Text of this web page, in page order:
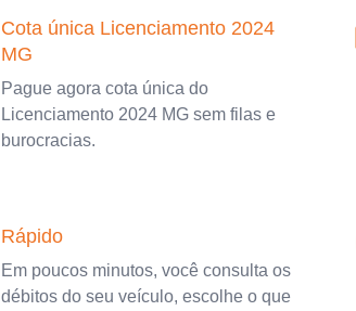
Cota única Licenciamento 2024
MG
Pague agora cota única do
Licenciamento 2024 MG sem filas e
burocracias.
Rápido
Em poucos minutos, você consulta os
débitos do seu veículo, escolhe o que